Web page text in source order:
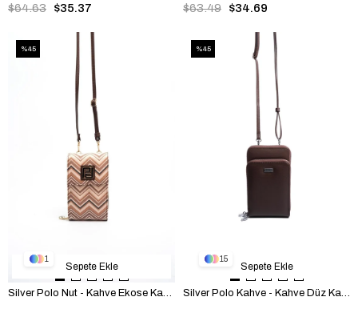
$35.37
$64.63 $34.69
$63.49
1
Silver Polo Nut - Kahve Ekose Kadın Telefon Çantası SP1145
Sepete Ekle
%45
15
Silver Polo Kahve - Kahve Düz Kadın Telefon Çantası SP1011
Sepete Ekle
%45